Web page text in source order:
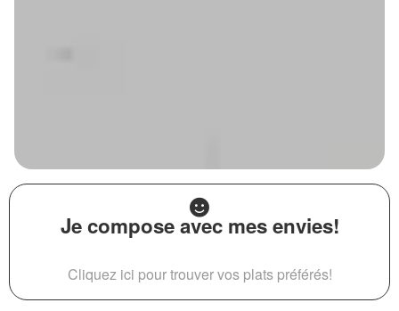
Je compose avec mes envies!
Cliquez ici pour trouver vos plats préférés!